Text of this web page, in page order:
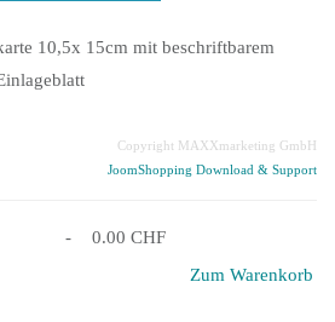
10,5x 15cm mit beschriftbarem
Copyright MAXXmarketing GmbH
JoomShopping Download & Support
-
0.00 CHF
Zum Warenkorb